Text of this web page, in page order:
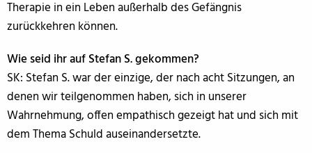
Therapie in ein Leben außerhalb des Gefängnis
zurückkehren können.
Wie seid ihr auf Stefan S. gekommen?
SK: Stefan S. war der einzige, der nach acht Sitzungen, an
denen wir teilgenommen haben, sich in unserer
Wahrnehmung, offen empathisch gezeigt hat und sich mit
dem Thema Schuld auseinandersetzte.